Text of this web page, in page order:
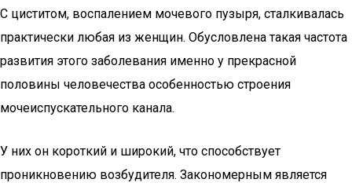
С циститом, воспалением мочевого пузыря, сталкивалась
практически любая из женщин. Обусловлена такая частота
развития этого заболевания именно у прекрасной
половины человечества особенностью строения
мочеиспускательного канала.
У них он короткий и широкий, что способствует
проникновению возбудителя. Закономерным является